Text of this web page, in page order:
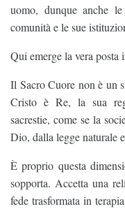
uomo, dunque anche
comunità e le sue
Qui emerge la vera posta
Il Sacro Cuore non è un
Cristo è Re, la sua
sacrestie, come se la
Dio, dalla legge naturale
È proprio questa
sopporta. Accetta una
fede trasformata in